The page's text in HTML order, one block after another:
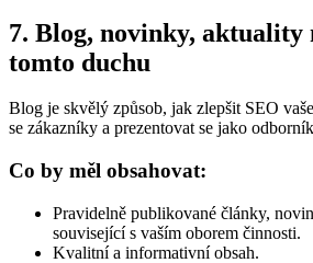
7. Blog, novinky, aktuality
tomto duchu
Blog je skvělý způsob, jak zlepšit SEO
se zákazníky a prezentovat se jako
Co by měl obsahovat:
Pravidelně publikované články,
související s vaším oborem činnosti.
Kvalitní a informativní obsah.